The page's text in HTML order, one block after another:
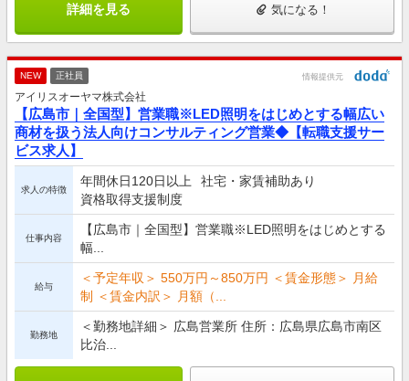
詳細を見る 気になる！
NEW 正社員 情報提供元
アイリスオーヤマ株式会社
【広島市｜全国型】営業職※LED照明をはじめとする幅広い
商材を扱う法人向けコンサルティング営業◆【転職支援サー
ビス求人】
求人の特徴
年間休日120日以上
社宅・家賃補助あり
資格取得支援制度
仕事内容
【広島市｜全国型】営業職※LED照明をはじめとする
幅...
給与
＜予定年収＞ 550万円～850万円 ＜賃金形態＞ 月給
制 ＜賃金内訳＞ 月額（...
勤務地
＜勤務地詳細＞ 広島営業所 住所：広島県広島市南区
比治...